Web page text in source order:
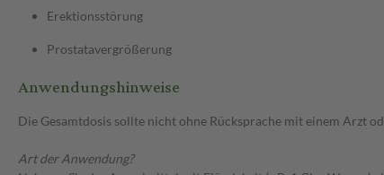
Erektionsstörung
Prostatavergrößerung
Anwendungshinweise
Die Gesamtdosis sollte nicht ohne Rücksprache mit einem Arzt
Art der Anwendung?